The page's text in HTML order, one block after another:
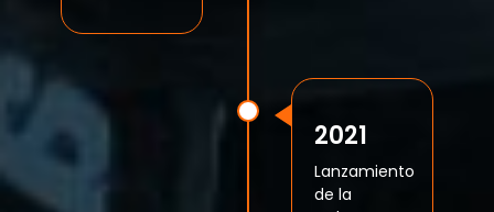
2021
Lanzamiento
de la